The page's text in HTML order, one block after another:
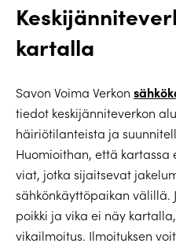
kartalla
Savon Voima Verkon
tiedot keskijänniteverkon
häiriötilanteista ja
Huomioithan, että
viat, jotka sijaitsevat
sähkönkäyttöpaikan välillä.
poikki ja vika ei näy
vikailmoitus. Ilmoituksen